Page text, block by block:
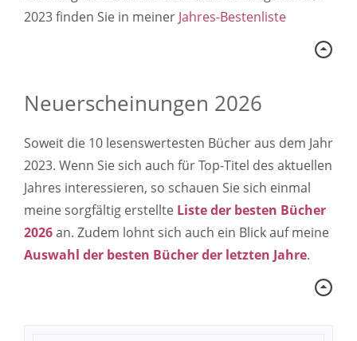
2023 finden Sie in meiner Jahres-Bestenliste
Neuerscheinungen 2026
Soweit die 10 lesenswertesten Bücher aus dem Jahr
2023. Wenn Sie sich auch für Top-Titel des aktuellen
Jahres interessieren, so schauen Sie sich einmal
meine sorgfältig erstellte Liste der besten Bücher
2026an. Zudem lohnt sich auch ein Blick auf meine
Auswahl der besten Bücher der letzten Jahre.